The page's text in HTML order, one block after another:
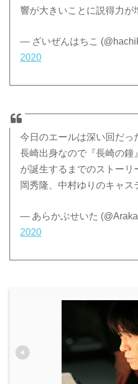
響が大きいことに説得力が
— ざいぜんはちこ
2020
今日のエールは深い回だっ
長崎出身なので『長崎の鐘
が誕生するまでのストー
岡秀隆、中村ゆりのキャス
— あらかぶせいた
2020